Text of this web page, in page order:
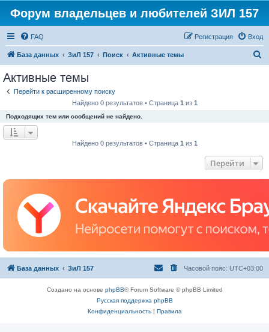
Форум владельцев и любителей ЗИЛ 157
FAQ Вход
Регистрация
База данных ЗиЛ 157 Поиск Активные темы
Активные темы
Перейти к расширенному поиску
Найдено 0 результатов • Страница 1 из 1
Подходящих тем или сообщений не найдено.
Найдено 0 результатов • Страница 1 из 1
Перейти
База данных ЗиЛ 157 Часовой пояс: UTC+03:00
Создано на основе phpBB® Forum Software © phpBB Limited
Русская поддержка phpBB
Конфиденциальность| Правила